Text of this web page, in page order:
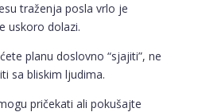
traženja posla vrlo je
uskoro dolazi.
planu doslovno “sjajiti”, ne
sa bliskim ljudima.
pričekati ali pokušajte